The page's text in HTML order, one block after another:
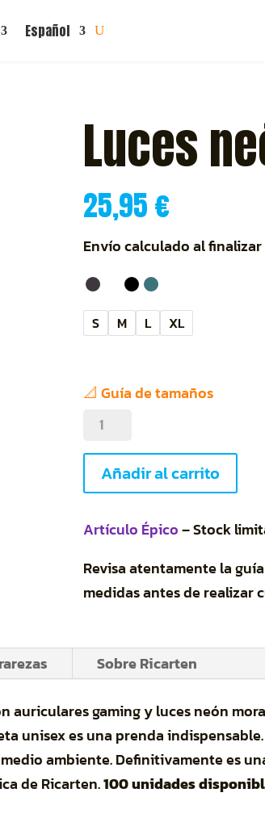
Español
Luces
25,95€
Envío calculado al finalizar
S M L XL
📐 Guía de tamaños
Luces
moradas
cantidad
Añadir al carrito
Artículo Épico– Stock
Revisa atentamente la
medidas antes de realizar
Sobre Ricarten
gaming y luces neón
unisex es una prenda
ambiente. Definitivamente es
de Ricarten.100 unidades